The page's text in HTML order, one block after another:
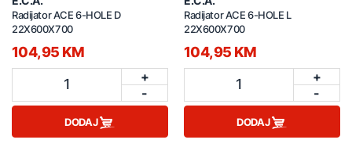
Radijator ACE 6-HOLE D
22X600X700
104,95 KM
1
+
-
DODAJ
Radijator ACE 6-HOLE L
22X600X700
104,95 KM
1
+
-
DODAJ